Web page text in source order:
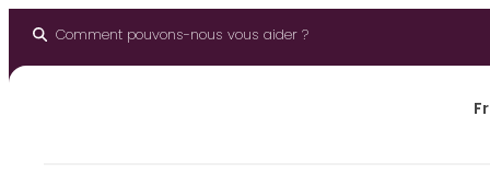
Comment pouvons-nous vous aider ?
Fr